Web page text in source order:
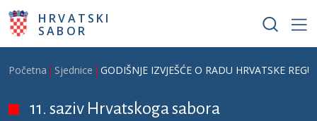
Skoči na glavni sadržaj
HRVATSKI
SABOR
Breadcrumb
Početna Sjednice GODIŠNJE IZVJEŠĆE O RADU HRVATSKE
11. saziv Hrvatskoga sabora